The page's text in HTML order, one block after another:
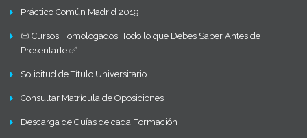
Práctico Común Madrid 2019
📜 Cursos Homologados: Todo lo que Debes Saber Antes de
Presentarte ✅
Solicitud de Título Universitario
Consultar Matrícula de Oposiciones
Descarga de Guías de cada Formación